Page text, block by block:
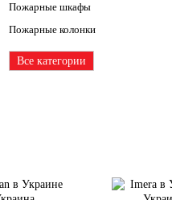
Пожарные шкафы
Пожарные колонки
Все категории